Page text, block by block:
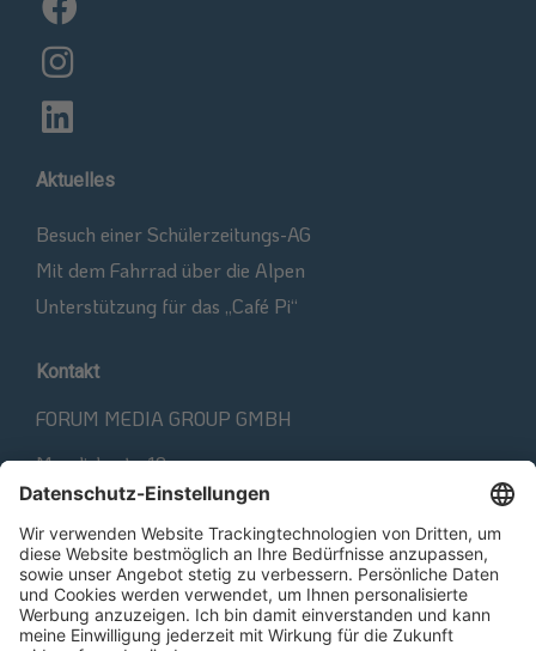
Aktuelles
Besuch einer Schülerzeitungs-AG
Mit dem Fahrrad über die Alpen
Unterstützung für das „Café Pi“
Kontakt
FORUM MEDIA GROUP GMBH
Mandichostr. 18
86504 Merching
Telefon: +49 (0) 8233 / 381-0
Telefax: +49 (0) 8233 / 381-222
E-Mail:
kontakt@forum-media.com